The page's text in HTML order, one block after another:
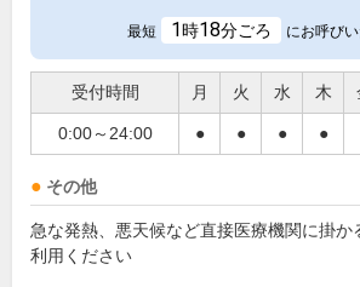
最短 1時18分ごろ にお呼び
受付時間 月 火 水 木
0:00～24:00 ● ● ● ●
その他
急な発熱、悪天候など直接医療機関に掛か
利用ください